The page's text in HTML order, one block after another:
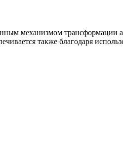
механизмом трансформации
также благодаря